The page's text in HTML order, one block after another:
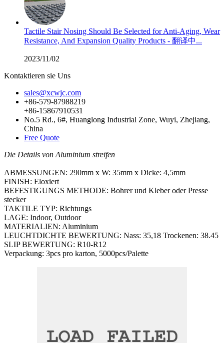
Tactile Stair Nosing Should Be Selected for Anti-Aging, Wear
Resistance, And Expansion Quality Products - 翻译中...
2023/11/02
Kontaktieren sie Uns
sales@xcwjc.com
+86-579-87988219
+86-15867910531
No.5 Rd., 6#, Huanglong Industrial Zone, Wuyi, Zhejiang,
China
Free Quote
Die Details von Aluminium streifen
ABMESSUNGEN: 290mm x W: 35mm x Dicke: 4,5mm
FINISH: Eloxiert
BEFESTIGUNGS METHODE: Bohrer und Kleber oder Presse
stecker
TAKTILE TYP: Richtungs
LAGE: Indoor, Outdoor
MATERIALIEN: Aluminium
LEUCHTDICHTE BEWERTUNG: Nass: 35,18 Trockenen: 38.45
SLIP BEWERTUNG: R10-R12
Verpackung: 3pcs pro karton, 5000pcs/Palette